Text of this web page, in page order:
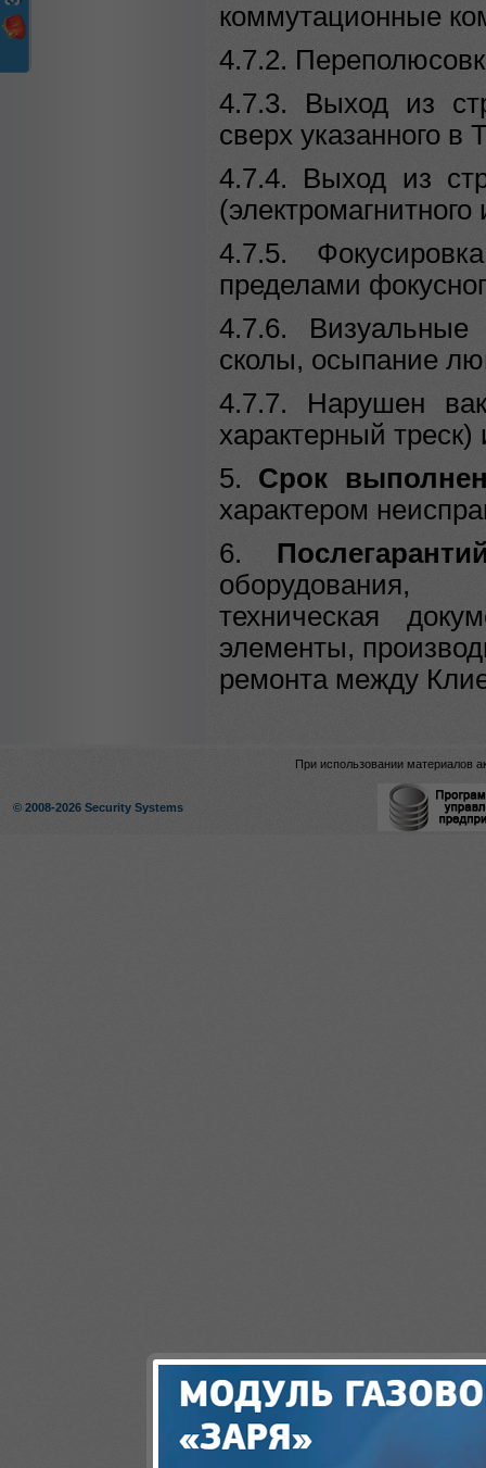
коммутационные
4.7.2.
4.7.3. Выход из
сверх указанного в
4.7.4. Выход из
4.7.5.
пределами
4.7.6.
сколы, осыпание
4.7.7. Нарушен
характерный треск)
5. Срок
характером
6.
оборудования,
техническая
элементы,
ремонта между
При использовании материалов
© 2008-2026 Security Systems